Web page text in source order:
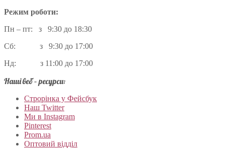
Режим роботи:
Пн – пт: з 9:30 до 18:30
Сб: з 9:30 до 17:00
Нд: з 11:00 до 17:00
Наші веб – ресурси:
Строрінка у Фейсбук
Наш Twitter
Ми в Instagram
Pinterest
Prom.ua
Оптовий відділ